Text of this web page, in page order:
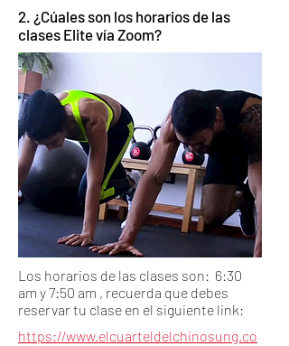
2. ¿Cúales son los horarios de las
clases Elite vía Zoom?
Los horarios de las clases son: 6:30
am y 7:50 am , recuerda que debes
reservar tu clase en el siguiente link:
https://www.elcuarteldelchinosung.co